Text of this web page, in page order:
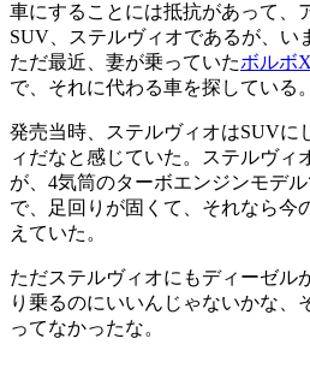
車にすることには抵抗があって、
SUV、ステルヴィオであるが、い
ただ最近、妻が乗っていたボルボ
で、それに代わる車を探している。
発売当時、ステルヴィオはSUVに
ィだなと感じていた。ステルヴィ
が、4気筒のターボエンジンモデ
で、足回りが固くて、それなら今
えていた。
ただステルヴィオにもディーゼル
り乗るのにいいんじゃないかな、
ってなかったな。